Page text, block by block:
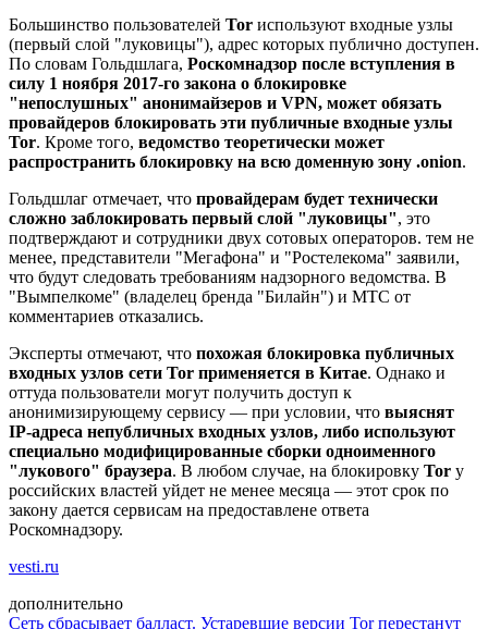
Большинство пользователей Tor используют входные узлы
(первый слой "луковицы"), адрес которых публично доступен.
По словам Гольдшлага, Роскомнадзор после вступления в
силу 1 ноября 2017-го закона о блокировке
"непослушных" анонимайзеров и VPN, может обязать
провайдеров блокировать эти публичные входные узлы
Tor. Кроме того, ведомство теоретически может
распространить блокировку на всю доменную зону .onion.
Гольдшлаг отмечает, что провайдерам будет технически
сложно заблокировать первый слой "луковицы", это
подтверждают и сотрудники двух сотовых операторов. тем не
менее, представители "Мегафона" и "Ростелекома" заявили,
что будут следовать требованиям надзорного ведомства. В
"Вымпелкоме" (владелец бренда "Билайн") и МТС от
комментариев отказались.
Эксперты отмечают, что похожая блокировка публичных
входных узлов сети Tor применяется в Китае. Однако и
оттуда пользователи могут получить доступ к
анонимизирующему сервису — при условии, что выяснят
IP-адреса непубличных входных узлов, либо используют
специально модифицированные сборки одноименного
"лукового" браузера. В любом случае, на блокировку Tor у
российских властей уйдет не менее месяца — этот срок по
закону дается сервисам на предоставлене ответа
Роскомнадзору.
vesti.ru
дополнительно
Сеть сбрасывает балласт. Устаревшие версии Tor перестанут